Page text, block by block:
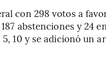
con 298 votos a
abstenciones y 24
10 y se adicionó un